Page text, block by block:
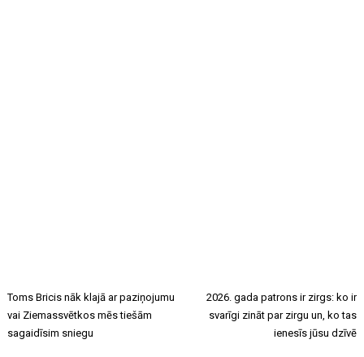
Toms Bricis nāk klajā ar paziņojumu
vai Ziemassvētkos mēs tiešām
sagaidīsim sniegu
2026. gada patrons ir zirgs: ko ir
svarīgi zināt par zirgu un, ko tas
ienesīs jūsu dzīvē